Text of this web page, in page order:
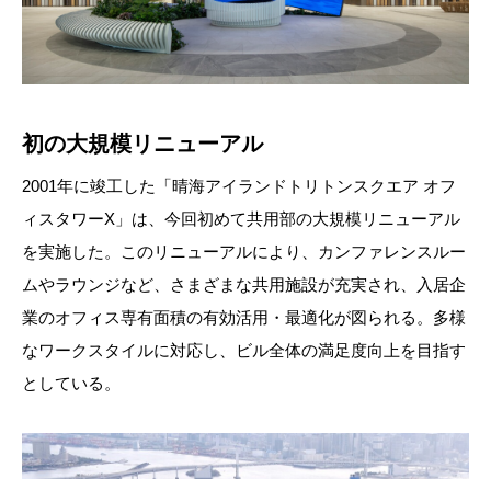
初の大規模リニューアル
2001年に竣工した「晴海アイランドトリトンスクエア オフ
ィスタワーX」は、今回初めて共用部の大規模リニューアル
を実施した。このリニューアルにより、カンファレンスルー
ムやラウンジなど、さまざまな共用施設が充実され、入居企
業のオフィス専有面積の有効活用・最適化が図られる。多様
なワークスタイルに対応し、ビル全体の満足度向上を目指す
としている。